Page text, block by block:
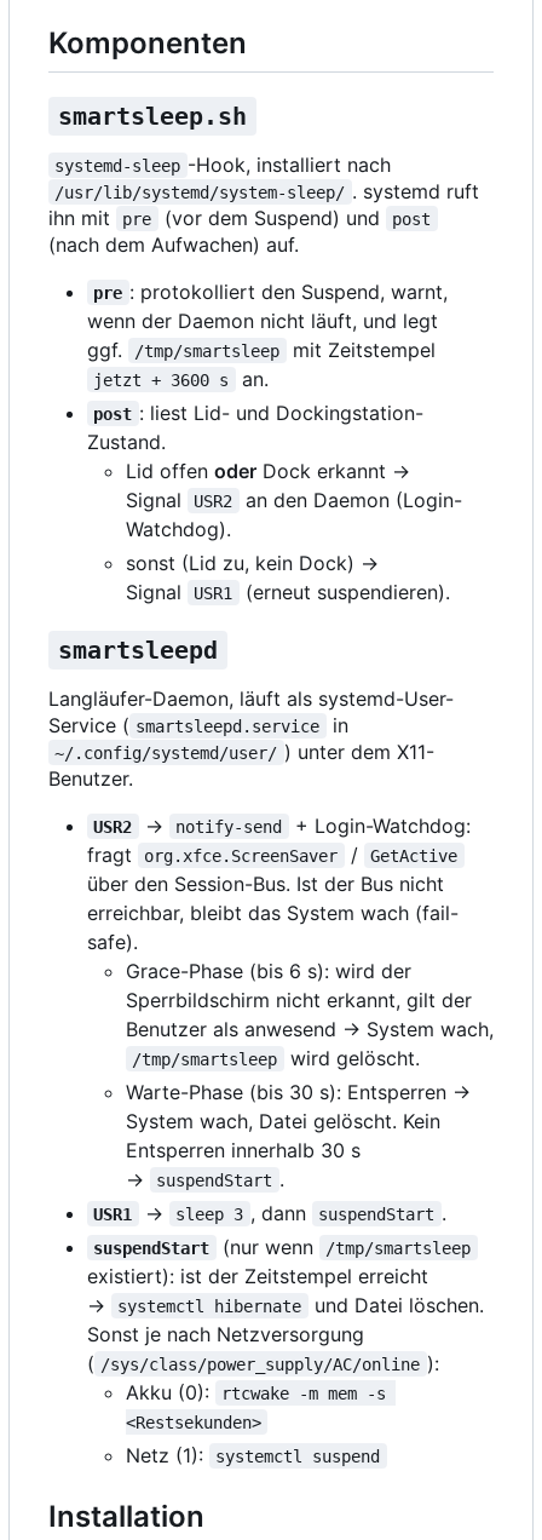
Komponenten
smartsleep.sh
systemd-sleep -Hook, installiert nach
/usr/lib/systemd/system-sleep/ . systemd ruft
ihn mit
pre (vor dem Suspend) und post
(nach dem Aufwachen) auf.
pre : protokolliert den Suspend, warnt,
wenn der Daemon nicht läuft, und legt
ggf.
/tmp/smartsleep mit Zeitstempel
jetzt + 3600 s an.
post : liest Lid- und Dockingstation-
Zustand.
Lid offen oder Dock erkannt →
Signal
USR2
an den Daemon (Login-
Watchdog).
sonst (Lid zu, kein Dock) →
Signal
USR1 (erneut suspendieren).
smartsleepd
Langläufer-Daemon, läuft als systemd-User-
Service ( smartsleepd.service in
~/.config/systemd/user/ ) unter dem X11-
Benutzer.
USR2 → notify-send
+ Login-Watchdog:
fragt
org.xfce.ScreenSaver / GetActive
über den Session-Bus. Ist der Bus nicht
erreichbar, bleibt das System wach (fail-
safe).
Grace-Phase (bis 6 s): wird der
Sperrbildschirm nicht erkannt, gilt der
Benutzer als anwesend → System wach,
/tmp/smartsleep
wird gelöscht.
Warte-Phase (bis 30 s): Entsperren →
System wach, Datei gelöscht. Kein
Entsperren innerhalb 30 s
→
suspendStart .
USR1 → sleep 3 , dann suspendStart .
suspendStart (nur wenn /tmp/smartsleep
existiert): ist der Zeitstempel erreicht
→
systemctl hibernate
und Datei löschen.
Sonst je nach Netzversorgung
( /sys/class/power_supply/AC/online ):
Akku (0):
rtcwake -m mem -s
<Restsekunden>
Netz (1): systemctl suspend
Installation